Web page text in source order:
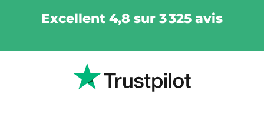
Excellent 4,8 sur 3 325 avis